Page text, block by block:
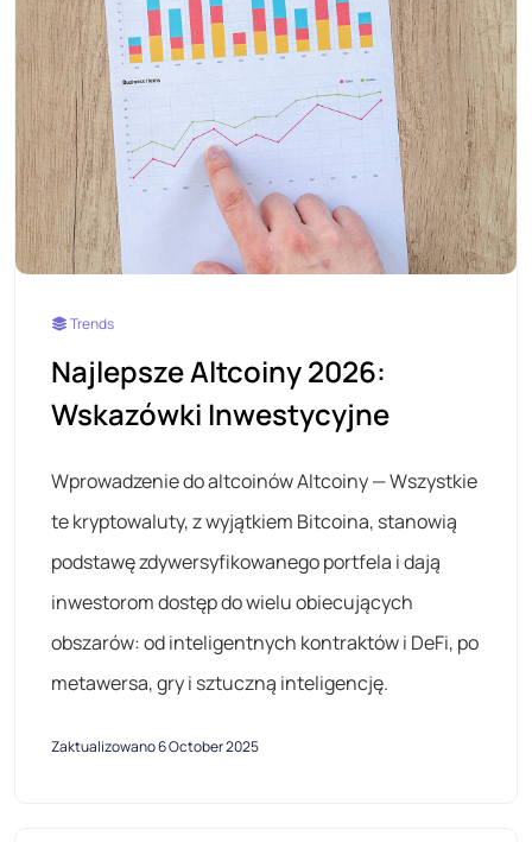
Trends
Najlepsze Altcoiny 2026:
Wskazówki Inwestycyjne
Wprowadzenie do altcoinów Altcoiny — Wszystkie
te kryptowaluty, z wyjątkiem Bitcoina, stanowią
podstawę zdywersyfikowanego portfela i dają
inwestorom dostęp do wielu obiecujących
obszarów: od inteligentnych kontraktów i DeFi, po
metawersa, gry i sztuczną inteligencję.
Zaktualizowano 6 October 2025